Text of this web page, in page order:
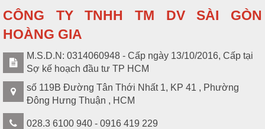
CÔNG TY TNHH TM DV SÀI GÒN
HOÀNG GIA
M.S.D.N: 0314060948 - Cấp ngày 13/10/2016, Cấp tại
Sợ kế hoạch đầu tư TP HCM
số 119B Đường Tân Thới Nhất 1, KP 41 , Phường
Đông Hưng Thuận , HCM
028.3 6100 940 - 0916 419 229